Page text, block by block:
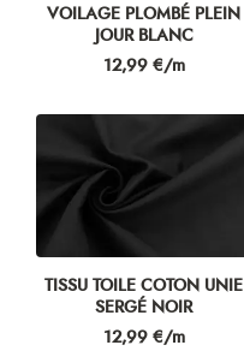
VOILAGE PLOMBÉ PLEIN
JOUR BLANC
Prix
12,99 €/m
TISSU TOILE COTON UNIE
SERGÉ NOIR
Prix
12,99 €/m